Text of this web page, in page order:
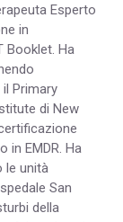
Esperto
in
Booklet. Ha
Primary
di New
in EMDR. Ha
le unità
San
della